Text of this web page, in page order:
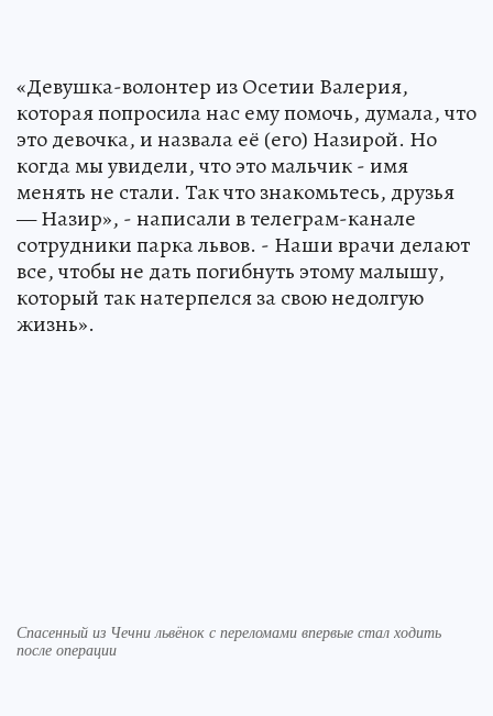
«Девушка-волонтер из Осетии Валерия,
которая попросила нас ему помочь, думала, что
это девочка, и назвала её (его) Назирой. Но
когда мы увидели, что это мальчик - имя
менять не стали. Так что знакомьтесь, друзья
— Назир», - написали в телеграм-канале
сотрудники парка львов. - Наши врачи делают
все, чтобы не дать погибнуть этому малышу,
который так натерпелся за свою недолгую
жизнь».
Спасенный из Чечни львёнок с переломами впервые стал ходить
после операции